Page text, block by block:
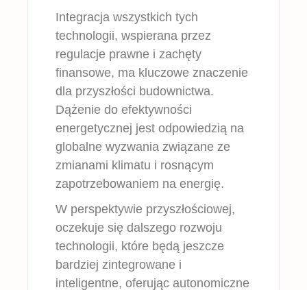
Integracja wszystkich tych
technologii, wspierana przez
regulacje prawne i zachęty
finansowe, ma kluczowe znaczenie
dla przyszłości budownictwa.
Dążenie do efektywności
energetycznej jest odpowiedzią na
globalne wyzwania związane ze
zmianami klimatu i rosnącym
zapotrzebowaniem na energię.
W perspektywie przyszłościowej,
oczekuje się dalszego rozwoju
technologii, które będą jeszcze
bardziej zintegrowane i
inteligentne, oferując autonomiczne